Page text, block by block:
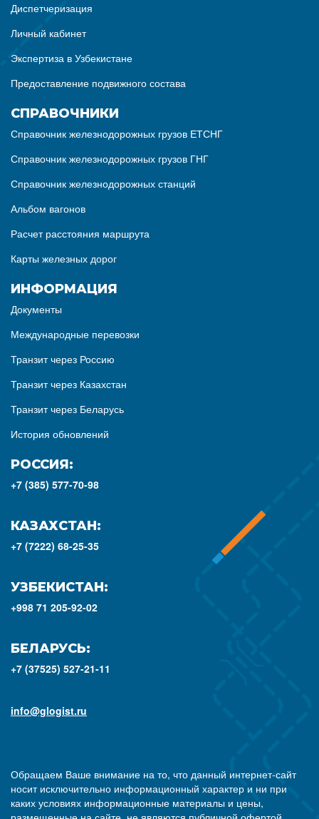
Диспетчеризация
Личный кабинет
Экспертиза в Узбекистане
Предоставление подвижного состава
СПРАВОЧНИКИ
Справочник железнодорожных грузов ЕТСНГ
Справочник железнодорожных грузов ГНГ
Справочник железнодорожных станций
Альбом вагонов
Расчет расстояния маршрута
Карты железных дорог
ИНФОРМАЦИЯ
Документы
Международные перевозки
Транзит через Россию
Транзит через Казахстан
Транзит через Беларусь
История обновлений
РОССИЯ:
+7 (385) 577-70-98
КАЗАХСТАН:
+7 (7222) 68-25-35
УЗБЕКИСТАН:
+998 71 205-92-02
БЕЛАРУСЬ:
+7 (37525) 527-21-11
info@glogist.ru
Обращаем Ваше внимание на то, что данный интернет-сайт
носит исключительно информационный характер и ни при
каких условиях информационные материалы и цены,